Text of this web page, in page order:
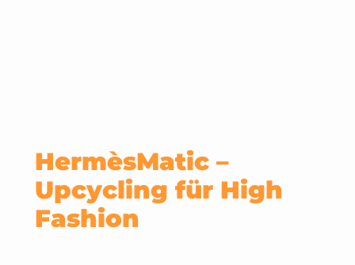
HermèsMatic –
Upcycling für High
Fashion